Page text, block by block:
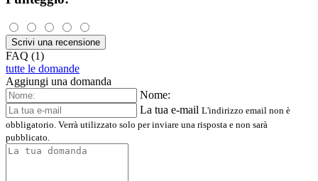
Scrivi una recensione
FAQ (1)
tutte le domande
Aggiungi una domanda
Nome:
La tua e-mail L'indirizzo email non è
obbligatorio. Verrà utilizzato solo per inviare una risposta e non sarà
pubblicato.